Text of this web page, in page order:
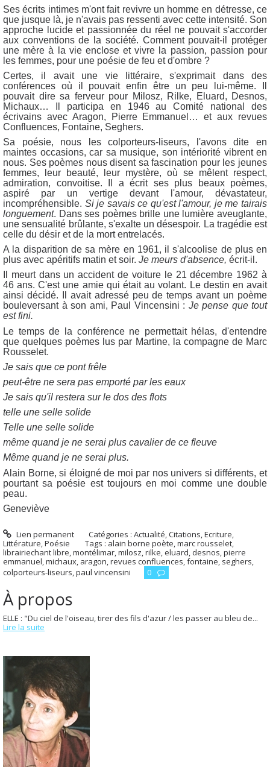
Ses écrits intimes m'ont fait revivre un homme en détresse, ce
que jusque là, je n'avais pas ressenti avec cette intensité. Son
approche lucide et passionnée du réel ne pouvait s'accorder
aux conventions de la société. Comment pouvait-il protéger
une mère à la vie enclose et vivre la passion, passion pour
les femmes, pour une poésie de feu et d'ombre ?
Certes, il avait une vie littéraire, s'exprimait dans des
conférences où il pouvait enfin être un peu lui-même. Il
pouvait dire sa ferveur pour Milosz, Rilke, Eluard, Desnos,
Michaux… Il participa en 1946 au Comité national des
écrivains avec Aragon, Pierre Emmanuel… et aux revues
Confluences, Fontaine, Seghers.
Sa poésie, nous les colporteurs-liseurs, l'avons dite en
maintes occasions, car sa musique, son intériorité vibrent en
nous. Ses poèmes nous disent sa fascination pour les jeunes
femmes, leur beauté, leur mystère, où se mêlent respect,
admiration, convoitise. Il a écrit ses plus beaux poèmes,
aspiré par un vertige devant l'amour, dévastateur,
incompréhensible. Si je savais ce qu'est l'amour, je me tairais
longuement. Dans ses poèmes brille une lumière aveuglante,
une sensualité brûlante, s'exalte un désespoir. La tragédie est
celle du désir et de la mort entrelacés.
A la disparition de sa mère en 1961, il s'alcoolise de plus en
plus avec apéritifs matin et soir. Je meurs d'absence, écrit-il.
Il meurt dans un accident de voiture le 21 décembre 1962 à
46 ans. C'est une amie qui était au volant. Le destin en avait
ainsi décidé. Il avait adressé peu de temps avant un poème
bouleversant à son ami, Paul Vincensini : Je pense que tout
est fini.
Le temps de la conférence ne permettait hélas, d'entendre
que quelques poèmes lus par Martine, la compagne de Marc
Rousselet.
Je sais que ce pont frêle
peut-être ne sera pas emporté par les eaux
Je sais qu'il restera sur le dos des flots
telle une selle solide
Telle une selle solide
même quand je ne serai plus cavalier de ce fleuve
Même quand je ne serai plus.
Alain Borne, si éloigné de moi par nos univers si différents, et
pourtant sa poésie est toujours en moi comme une double
peau.
Geneviève
Lien permanent Catégories :Actualité,Citations,Ecriture,
Littérature,Poésie Tags : alain borne poète,marc rousselet,
librairiechant libre,montélimar,milosz,rilke,eluard, desnos,pierre
emmanuel,michaux, aragon,revues confluences,fontaine, seghers,
colporteurs-liseurs,paul vincensini 0
À propos
ELLE : "Du ciel de l'oiseau, tirer des fils d'azur / les passer au bleu de...
Lire la suite